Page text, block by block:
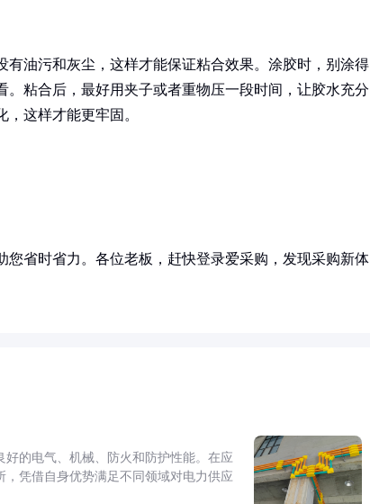
油污和灰尘，这样才能保证粘合效果。涂胶时，别涂得
粘合后，最好用夹子或者重物压一段时间，让胶水充分
这样才能更牢固。
省时省力。各位老板，赶快登录爱采购，发现采购新体
的电气、机械、防火和防护性能。在应
凭借自身优势满足不同领域对电力供应